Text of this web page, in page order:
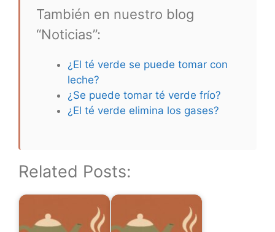
También en nuestro blog
“Noticias”:
¿El té verde se puede tomar con
leche?
¿Se puede tomar té verde frío?
¿El té verde elimina los gases?
Related Posts: